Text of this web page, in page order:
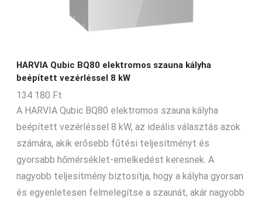
HARVIA Qubic BQ80 elektromos szauna kályha
beépített vezérléssel 8 kW
134 180 Ft
A HARVIA Qubic BQ80 elektromos szauna kályha
beépített vezérléssel 8 kW, az ideális választás azok
számára, akik erősebb fűtési teljesítményt és
gyorsabb hőmérséklet-emelkedést keresnek. A
nagyobb teljesítmény biztosítja, hogy a kályha gyorsan
és egyenletesen felmelegítse a szaunát, akár nagyobb